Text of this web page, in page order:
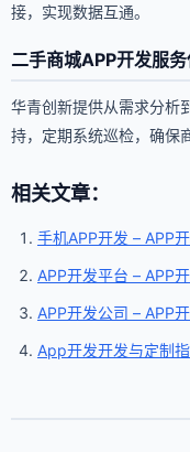
接，实现数据互通。
二手商城APP开发服
华青创新提供从需求分析
持，定期系统巡检，确保
相关文章：
手机APP开发 – APP
APP开发平台 – APP
APP开发公司 – APP
App开发开发与定制